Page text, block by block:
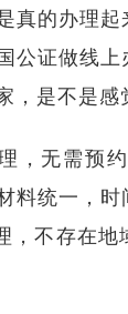
真的办理
公证做线
是不是感
，无需预
统一，
不存在